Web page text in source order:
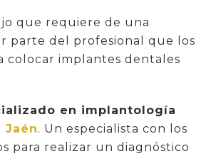
que requiere de una
parte del profesional que los
colocar implantes dentales
en implantología
. Un especialista con los
para realizar un diagnóstico